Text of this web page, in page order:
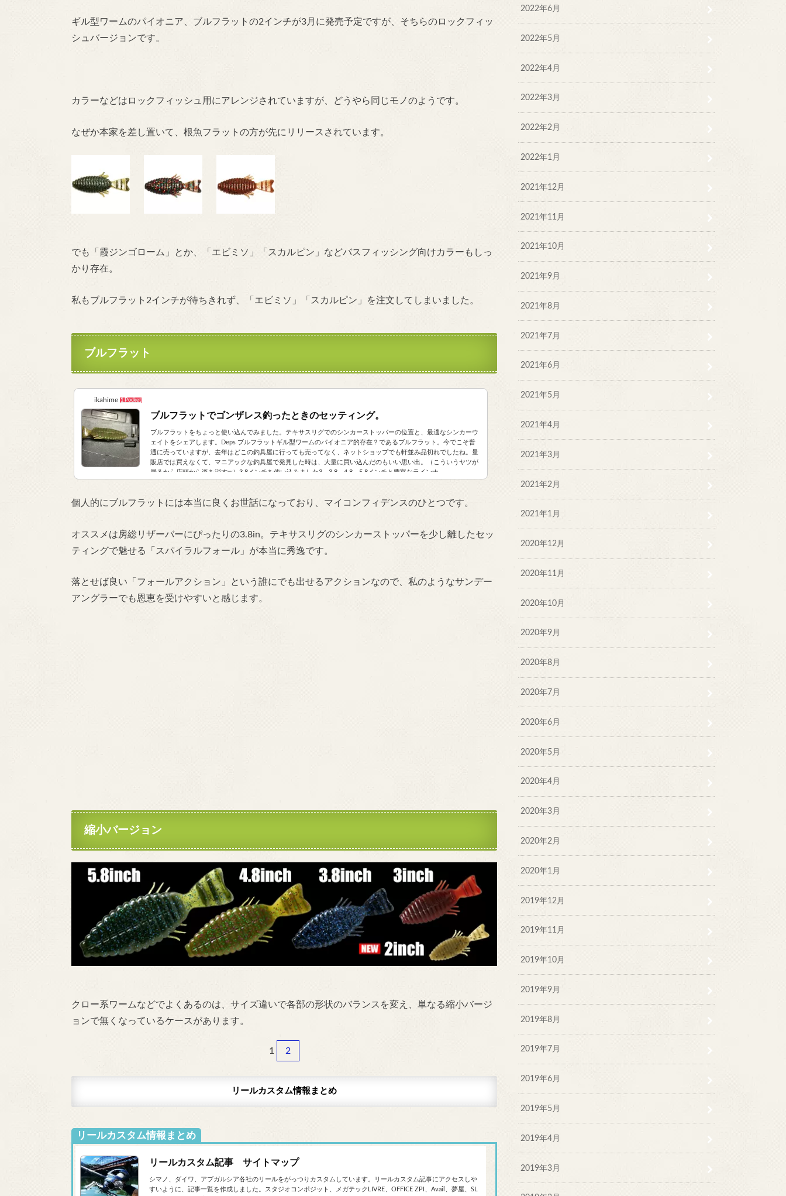
ギル型ワームのパイオニア、ブルフラットの2インチが3月に発売予定ですが、そちらのロックフィッ
シュバージョンです。
カラーなどはロックフィッシュ用にアレンジされていますが、どうやら同じモノのようです。
なぜか本家を差し置いて、根魚フラットの方が先にリリースされています。
でも「霞ジンゴローム」とか、「エビミソ」「スカルピン」などバスフィッシング向けカラーもしっ
かり存在。
私もブルフラット2インチが待ちきれず、「エビミソ」「スカルピン」を注文してしまいました。
ブルフラット
ikahime 1 Pocket
ブルフラットでゴンザレス釣ったときのセッティング。
ブルフラットをちょっと使い込んでみました。テキサスリグでのシンカーストッパーの位置と、最適なシンカーウ
ェイトをシェアします。Deps ブルフラットギル型ワームのパイオニア的存在？であるブルフラット。今でこそ普
通に売っていますが、去年はどこの釣具屋に行っても売ってなく、ネットショップでも軒並み品切れでしたね。量
販店では買えなくて、マニアックな釣具屋で発見した時は、大量に買い込んだのもいい思い出。（こういうヤツが
居るから店頭から姿を消すw）3.8インチを使い込みました3、3.8、4.8、5.8インチと豊富なラインナ...
個人的にブルフラットには本当に良くお世話になっており、マイコンフィデンスのひとつです。
オススメは房総リザーバーにぴったりの3.8in。 テキサスリグのシンカーストッパーを少し離したセッ
ティングで魅せる「スパイラルフォール」が本当に秀逸です。
落とせば良い「フォールアクション」という誰にでも出せるアクションなので、私のようなサンデー
アングラーでも恩恵を受けやすいと感じます。
縮小バージョン
クロー系ワームなどでよくあるのは、サイズ違いで各部の形状のバランスを変え、単なる縮小バージ
ョンで無くなっているケースがあります。
1 2
リールカスタム情報まとめ
リールカスタム情報まとめ
リールカスタム記事 サイトマップ
シマノ、ダイワ、アブガルシア各社のリールをがっつりカスタムしています。リールカスタム記事にアクセスしや
すいように、記事一覧を作成しました。スタジオコンポジット、メガテックLIVRE、OFFICE ZPI、Avail、夢屋、SL
2022年6月
2022年5月
2022年4月
2022年3月
2022年2月
2022年1月
2021年12月
2021年11月
2021年10月
2021年9月
2021年8月
2021年7月
2021年6月
2021年5月
2021年4月
2021年3月
2021年2月
2021年1月
2020年12月
2020年11月
2020年10月
2020年9月
2020年8月
2020年7月
2020年6月
2020年5月
2020年4月
2020年3月
2020年2月
2020年1月
2019年12月
2019年11月
2019年10月
2019年9月
2019年8月
2019年7月
2019年6月
2019年5月
2019年4月
2019年3月